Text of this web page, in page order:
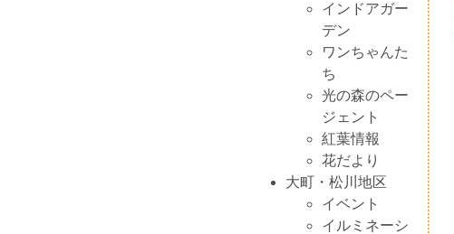
インドアガー
デン
ワンちゃんた
ち
光の森のペー
ジェント
紅葉情報
花だより
大町・松川地区
イベント
イルミネーシ